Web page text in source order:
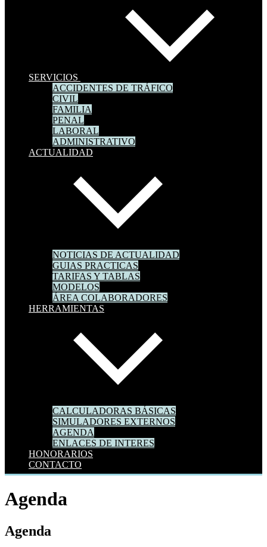
SERVICIOS
ACCIDENTES DE TRÁFICO
CIVIL
FAMILIA
PENAL
LABORAL
ADMINISTRATIVO
ACTUALIDAD
NOTICIAS DE ACTUALIDAD
GUIAS PRACTICAS
TARIFAS Y TABLAS
MODELOS
ÁREA COLABORADORES
HERRAMIENTAS
CALCULADORAS BÁSICAS
SIMULADORES EXTERNOS
AGENDA
ENLACES DE INTERES
HONORARIOS
CONTACTO
Agenda
Agenda